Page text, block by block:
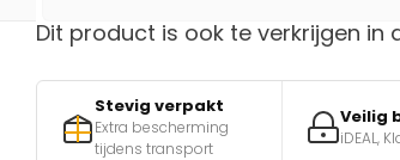
Dit product is ook te verkrijgen in
Stevig verpakt
Extra bescherming
tijdens transport
Veilig
iDEAL,